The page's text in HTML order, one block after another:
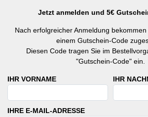
Jetzt anmelden und 5€
Nach erfolgreicher Anmeldung
einem Gutschein-Code
Diesen Code tragen Sie im
"Gutschein-Code" ein.
IHR VORNAME IHR
IHRE E-MAIL-ADRESSE